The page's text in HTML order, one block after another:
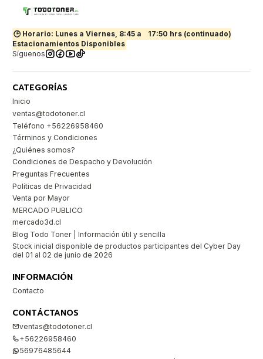
🕒 Horario: Lunes a Viernes, 8:45 a
17:50 hrs (continuado)
Estacionamientos Disponibles
Síguenos
CATEGORÍAS
Inicio
ventas@todotoner.cl
Teléfono +56226958460
Términos y Condiciones
¿Quiénes somos?
Condiciones de Despacho y Devolución
Preguntas Frecuentes
Políticas de Privacidad
Venta por Mayor
MERCADO PUBLICO
mercado3d.cl
Blog Todo Toner | Información útil y sencilla
Stock inicial disponible de productos participantes del Cyber Day
del 01 al 02 de junio de 2026
INFORMACIÓN
Contacto
CONTÁCTANOS
ventas@todotoner.cl
+56226958460
56976485644